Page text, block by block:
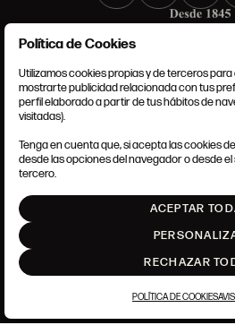
CONDICIONES
POLÍTICA DE
AJUSTE DE
Política de Cookies
Utilizamos cookies propias y de terceros para
mostrarte publicidad relacionada con tus
perfil elaborado a partir de tus hábitos de
visitadas).
Tenga en cuenta que, si acepta las cookies
desde las opciones del navegador o desde
tercero.
ACEPTAR
RECHAZAR
POLÍTICA DE COOKIES